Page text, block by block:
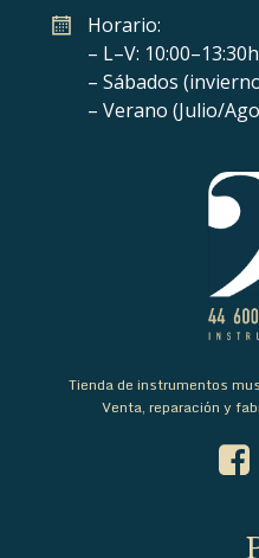
Horario:
– L–V:
– Sábados
– Verano (Julio/
Tienda de instrumentos
Venta, reparación y